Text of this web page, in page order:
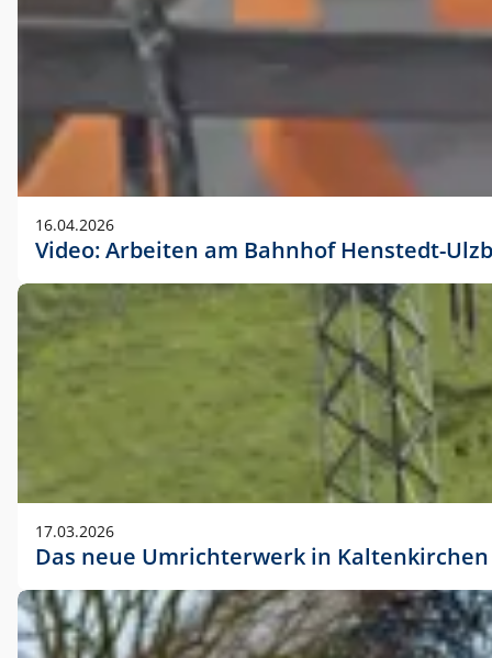
16.04.2026
Video: Arbeiten am Bahnhof Henstedt-
17.03.2026
Das neue Umrichterwerk in Kaltenkirchen